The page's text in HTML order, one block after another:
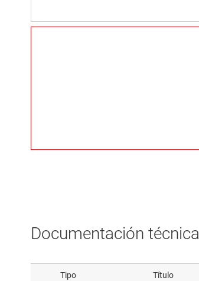
Documentación técnica